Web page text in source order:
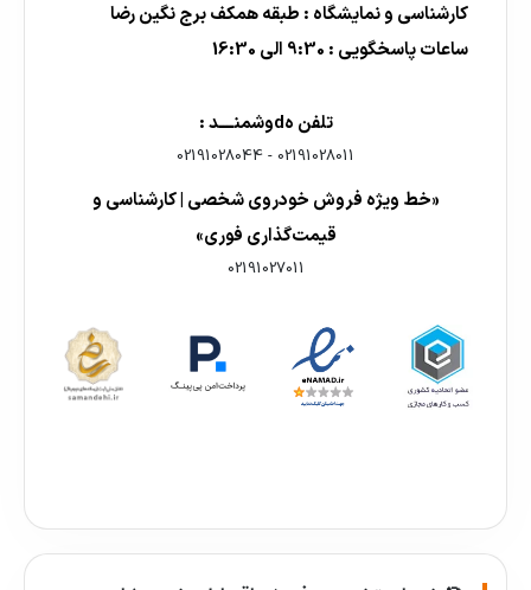
کارشناسی و نمایشگاه : طبقه همکف برج نگین رضا
ساعات پاسخگویی : 9:30 الی 16:30
تلفن هdوشمنــــد :
02191028011
-
02191028044
«خط ویژه فروش خودروی شخصی | کارشناسی و
قیمت‌گذاری فوری»
02191027011